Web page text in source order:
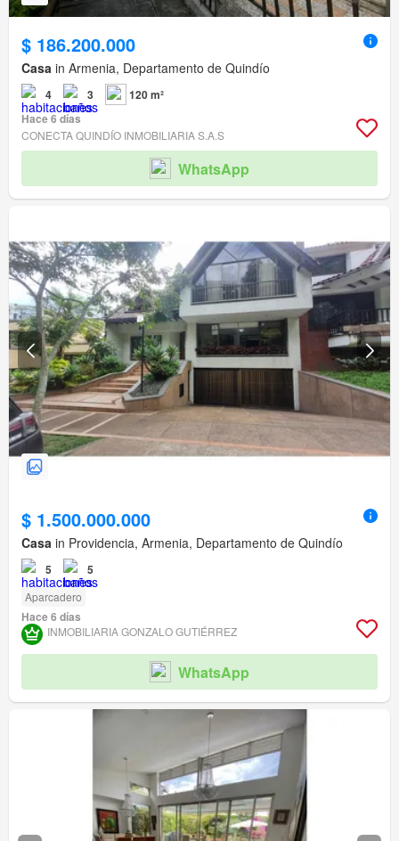
$ 186.200.000
Casa in Armenia, Departamento de Quindío
4 3
120 m²
Hace 6 días
CONECTA QUINDÍO INMOBILIARIA S.A.S
WhatsApp
$ 1.500.000.000
Casa in Providencia, Armenia, Departamento de Quindío
5 5
Aparcadero
Hace 6 días
INMOBILIARIA GONZALO GUTIÉRREZ
WhatsApp